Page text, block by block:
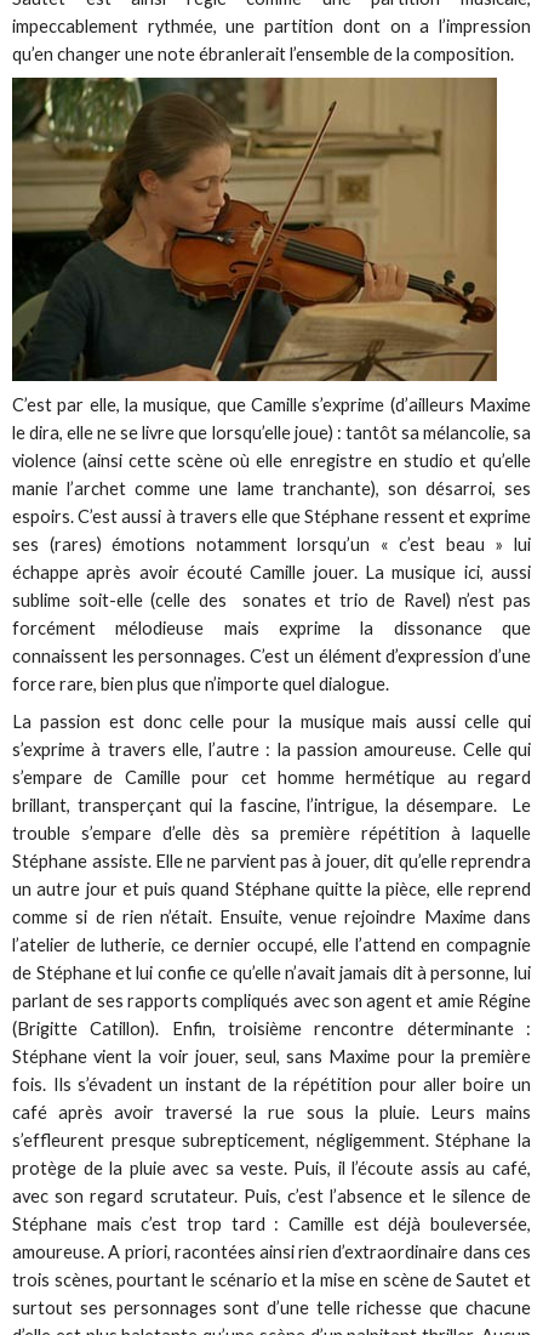
impeccablement rythmée, une partition dont on a l’impression
qu’en changer une note ébranlerait l’ensemble de la composition.
C’est par elle, la musique, que Camille s’exprime (d’ailleurs Maxime
le dira, elle ne se livre que lorsqu’elle joue) : tantôt sa mélancolie, sa
violence (ainsi cette scène où elle enregistre en studio et qu’elle
manie l’archet comme une lame tranchante), son désarroi, ses
espoirs. C’est aussi à travers elle que Stéphane ressent et exprime
ses (rares) émotions notamment lorsqu’un « c’est beau » lui
échappe après avoir écouté Camille jouer. La musique ici, aussi
sublime soit-elle (celle des sonates et trio de Ravel) n’est pas
forcément mélodieuse mais exprime la dissonance que
connaissent les personnages. C’est un élément d’expression d’une
force rare, bien plus que n’importe quel dialogue.
La passion est donc celle pour la musique mais aussi celle qui
s’exprime à travers elle, l’autre : la passion amoureuse. Celle qui
s’empare de Camille pour cet homme hermétique au regard
brillant, transperçant qui la fascine, l’intrigue, la désempare. Le
trouble s’empare d’elle dès sa première répétition à laquelle
Stéphane assiste. Elle ne parvient pas à jouer, dit qu’elle reprendra
un autre jour et puis quand Stéphane quitte la pièce, elle reprend
comme si de rien n’était. Ensuite, venue rejoindre Maxime dans
l’atelier de lutherie, ce dernier occupé, elle l’attend en compagnie
de Stéphane et lui confie ce qu’elle n’avait jamais dit à personne, lui
parlant de ses rapports compliqués avec son agent et amie Régine
(Brigitte Catillon). Enfin, troisième rencontre déterminante :
Stéphane vient la voir jouer, seul, sans Maxime pour la première
fois. Ils s’évadent un instant de la répétition pour aller boire un
café après avoir traversé la rue sous la pluie. Leurs mains
s’effleurent presque subrepticement, négligemment. Stéphane la
protège de la pluie avec sa veste. Puis, il l’écoute assis au café,
avec son regard scrutateur. Puis, c’est l’absence et le silence de
Stéphane mais c’est trop tard : Camille est déjà bouleversée,
amoureuse. A priori, racontées ainsi rien d’extraordinaire dans ces
trois scènes, pourtant le scénario et la mise en scène de Sautet et
surtout ses personnages sont d’une telle richesse que chacune